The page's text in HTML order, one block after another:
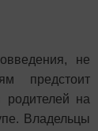
не
предстоит
родителей на
Владельцы